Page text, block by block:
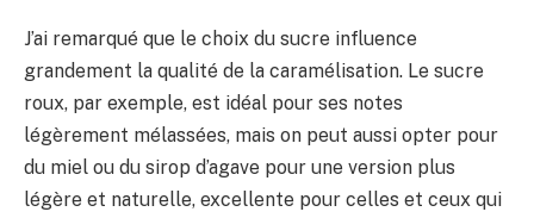
J’ai remarqué que le choix du sucre influence
grandement la qualité de la caramélisation. Le sucre
roux, par exemple, est idéal pour ses notes
légèrement mélassées, mais on peut aussi opter pour
du miel ou du sirop d’agave pour une version plus
légère et naturelle, excellente pour celles et ceux qui